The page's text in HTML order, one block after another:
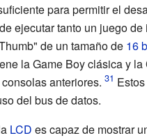
para permitir el
ejecutar tanto un juego
de un tamaño de 16
la Game Boy clásica y
anteriores.
del bus de datos.
LCD es capaz de mostrar